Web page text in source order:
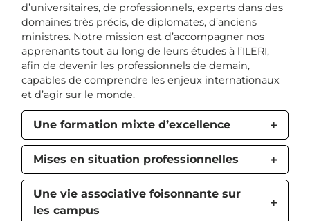
d’universitaires, de professionnels, experts dans des
domaines très précis, de diplomates, d’anciens
ministres. Notre mission est d’accompagner nos
apprenants tout au long de leurs études à l’ILERI,
afin de devenir les professionnels de demain,
capables de comprendre les enjeux internationaux
et d’agir sur le monde.
Une formation mixte d’excellence
Mises en situation professionnelles
Une vie associative foisonnante sur
les campus